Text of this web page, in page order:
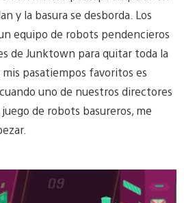
y la basura se desborda. Los
equipo de robots pendencieros
de Junktown para quitar toda la
pasatiempos favoritos es
uno de nuestros directores
de robots basureros, me